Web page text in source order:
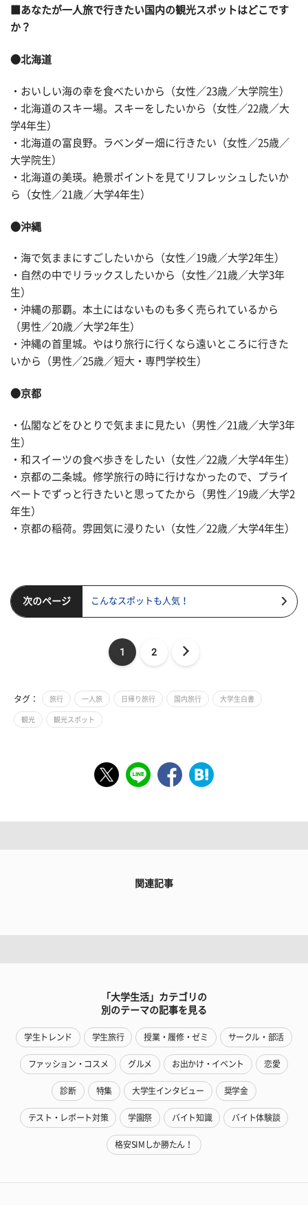
■あなたが一人旅で行きたい国内の観光スポットはどこです
か？
●北海道
・おいしい海の幸を食べたいから（女性／23歳／大学院生）
・北海道のスキー場。スキーをしたいから（女性／22歳／大
学4年生）
・北海道の富良野。ラベンダー畑に行きたい（女性／25歳／
大学院生）
・北海道の美瑛。絶景ポイントを見てリフレッシュしたいか
ら（女性／21歳／大学4年生）
●沖縄
・海で気ままにすごしたいから（女性／19歳／大学2年生）
・自然の中でリラックスしたいから（女性／21歳／大学3年
生）
・沖縄の那覇。本土にはないものも多く売られているから
（男性／20歳／大学2年生）
・沖縄の首里城。やはり旅行に行くなら遠いところに行きた
いから（男性／25歳／短大・専門学校生）
●京都
・仏閣などをひとりで気ままに見たい（男性／21歳／大学3年
生）
・和スイーツの食べ歩きをしたい（女性／22歳／大学4年生）
・京都の二条城。修学旅行の時に行けなかったので、プライ
ベートでずっと行きたいと思ってたから（男性／19歳／大学2
年生）
・京都の稲荷。雰囲気に浸りたい（女性／22歳／大学4年生）
次のページ こんなスポットも人気！
1 2
タグ： 旅行 一人旅 日帰り旅行 国内旅行 大学生白書
観光 観光スポット
関連記事
「大学生活」カテゴリの
別のテーマの記事を見る
学生トレンド 学生旅行 授業・履修・ゼミ サークル・部活
ファッション・コスメ グルメ お出かけ・イベント 恋愛
診断 特集 大学生インタビュー 奨学金
テスト・レポート対策 学園祭 バイト知識 バイト体験談
格安SIMしか勝たん！